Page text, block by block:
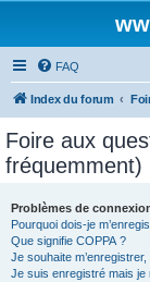
FAQ
Index du forum
Foire aux
fréquemment)
Problèmes de
Pourquoi dois-je
Que signifie COPPA ?
Je souhaite
Je suis enregistré mais